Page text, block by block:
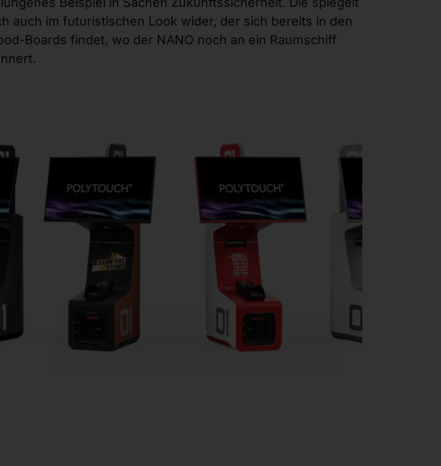
auch im futuristischen Look wider, der sich bereits in den
Boards findet, wo der NANO noch an ein Raumschiff